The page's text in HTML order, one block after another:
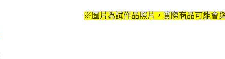
※圖片為試作品照片，實際商品可能會